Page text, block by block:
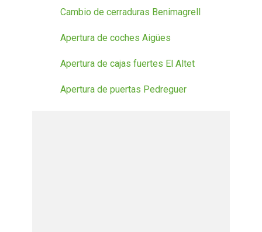
Cambio de cerraduras Benimagrell
Apertura de coches Aigües
Apertura de cajas fuertes El Altet
Apertura de puertas Pedreguer